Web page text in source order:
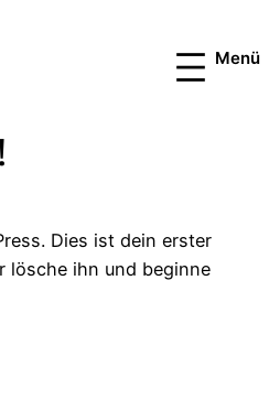
Dies ist dein erster
lösche ihn und beginne